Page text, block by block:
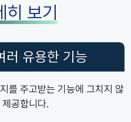
보기
러 유용한 기능
를 주고받는 기능에 그치지 않
공합니다.